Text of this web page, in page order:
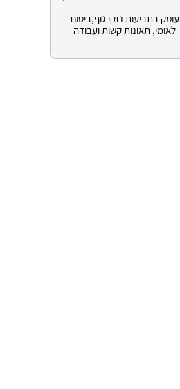
עוסק בתביעות נזקי גוף,ביטוח
לאומי, תאונות קשות ועבודה